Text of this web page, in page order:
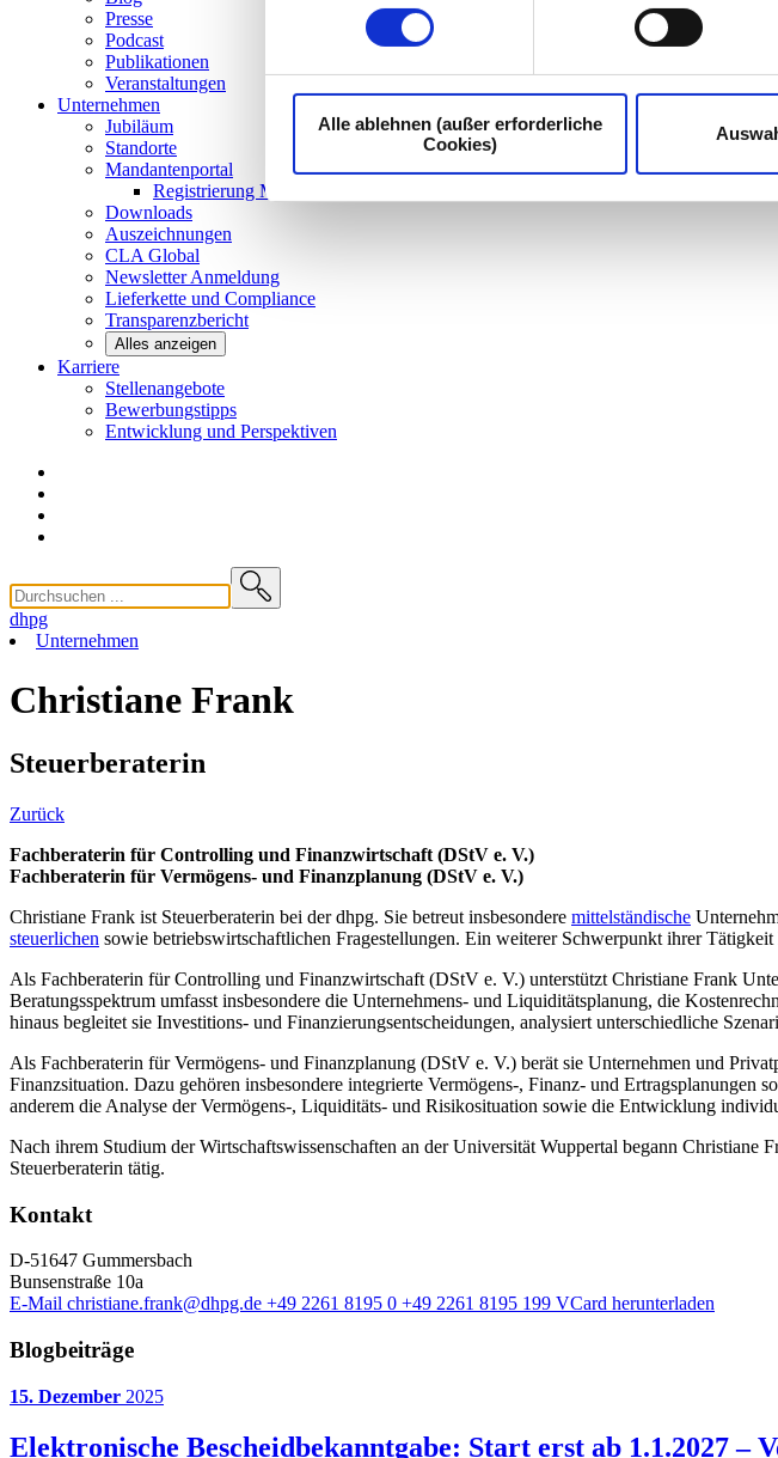
Alle ablehnen (außer erforderliche
Cookies)
Presse
Podcast
Publikationen
Veranstaltungen
Unternehmen
Jubiläum
Standorte
Mandantenportal
Registrierung Mandantenportal
Downloads
Auszeichnungen
CLA Global
NewsletterAnmeldung
Lieferkette und Compliance
Transparenzbericht
Alles anzeigen
Karriere
Stellenangebote
Bewerbungstipps
Entwicklung und Perspektiven
dhpg
Unternehmen
Christiane Frank
Steuerberaterin
Zurück
Fachberaterin für Controlling und Finanzwirtschaft (DStV e. V.)
Fachberaterin für Vermögens- und Finanzplanung (DStV e. V.)
Christiane Frank ist Steuerberaterin bei der dhpg. Sie betreut insbesondere mittelständische
steuerlichen sowie betriebswirtschaftlichen Fragestellungen. Ein weiterer Schwerpunkt ihrer
Als Fachberaterin für Controlling und Finanzwirtschaft (DStV e. V.) unterstützt Christiane Frank
Beratungsspektrum umfasst insbesondere die Unternehmens- und Liquiditätsplanung, die
hinaus begleitet sie Investitions- und Finanzierungsentscheidungen, analysiert unterschiedliche
Als Fachberaterin für Vermögens- und Finanzplanung (DStV e. V.) berät sie Unternehmen und
Finanzsituation. Dazu gehören insbesondere integrierte Vermögens-, Finanz- und
anderem die Analyse der Vermögens-, Liquiditäts- und Risikosituation sowie die Entwicklung
Nach ihrem Studium der Wirtschaftswissenschaften an der Universität Wuppertal begann
Steuerberaterin tätig.
Kontakt
D-51647 Gummersbach
Bunsenstraße 10a
E-Mail christiane.frank@dhpg.de +49 2261 8195 0 +49 2261 8195 199 VCard herunterladen
Blogbeiträge
15. Dezember 2025
Elektronische Bescheidbekanntgabe: Start erst ab 1.1.2027